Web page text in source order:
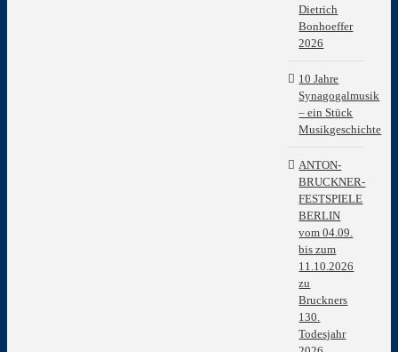
Dietrich
Bonhoeffer
2026
10 Jahre
Synagogalmusik
– ein Stück
Musikgeschichte
ANTON-
BRUCKNER-
FESTSPIELE
BERLIN
vom 04.09.
bis zum
11.10.2026
zu
Bruckners
130.
Todesjahr